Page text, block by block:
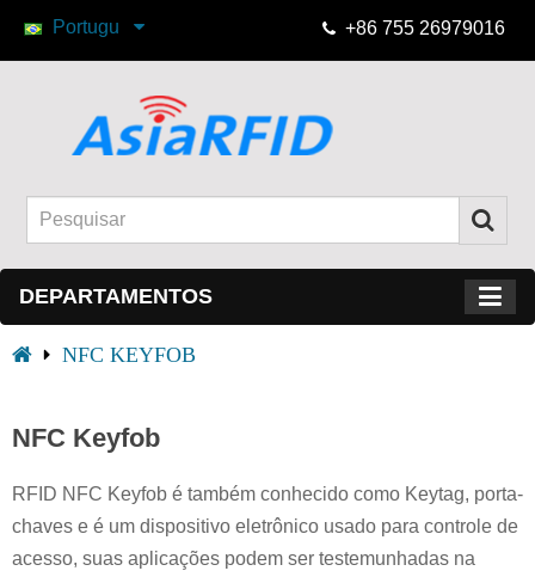
Portugu +86 755 26979016
DEPARTAMENTOS
NFC KEYFOB
NFC Keyfob
RFID NFC Keyfob é também conhecido como Keytag, porta-
chaves e é um dispositivo eletrônico usado para controle de
acesso, suas aplicações podem ser testemunhadas na